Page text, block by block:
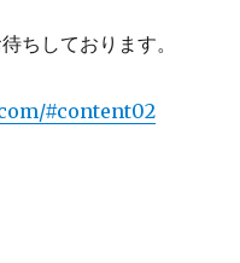
ちしております。
#content02